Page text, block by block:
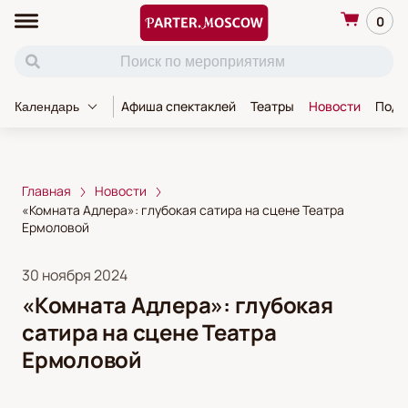
0
Календарь Афиша спектаклей Театры Новости
Главная
Новости
«Комната Адлера»: глубокая сатира на сцене Театра
Ермоловой
30 ноября 2024
«Комната Адлера»: глубокая
сатира на сцене Театра
Ермоловой